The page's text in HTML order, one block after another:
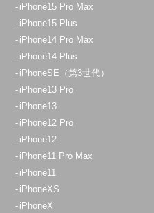
iPhone15 Pro Max
iPhone15 Plus
iPhone14 Pro Max
iPhone14 Plus
iPhoneSE（第3世代）
iPhone13 Pro
iPhone13
iPhone12 Pro
iPhone12
iPhone11 Pro Max
iPhone11
iPhoneXS
iPhoneX